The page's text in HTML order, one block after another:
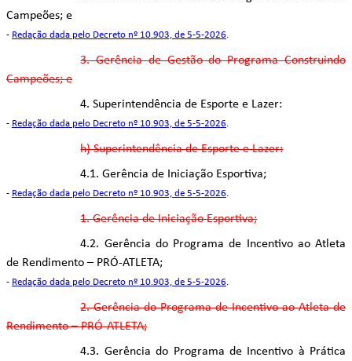
Campeões; e
- Redação dada pelo Decreto nº 10.903, de 5-5-2026.
3. Gerência de Gestão do Programa Construindo
Campeões; e
4. Superintendência de Esporte e Lazer:
- Redação dada pelo Decreto nº 10.903, de 5-5-2026.
h) Superintendência de Esporte e Lazer:
4.1. Gerência de Iniciação Esportiva;
- Redação dada pelo Decreto nº 10.903, de 5-5-2026.
1. Gerência de Iniciação Esportiva;
4.2. Gerência do Programa de Incentivo ao Atleta
de Rendimento – PRÓ-ATLETA;
- Redação dada pelo Decreto nº 10.903, de 5-5-2026.
2. Gerência do Programa de Incentivo ao Atleta de
Rendimento – PRÓ-ATLETA;
4.3. Gerência do Programa de Incentivo à Prática